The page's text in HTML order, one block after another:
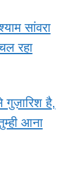
सांवरा
रहा
गुज़ारिश है,
आना